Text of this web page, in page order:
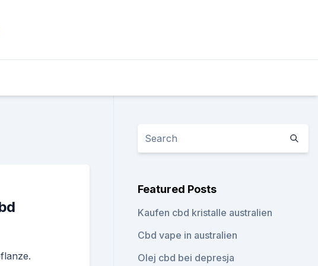
Featured Posts
Kaufen cbd kristalle australien
Cbd vape in australien
Olej cbd bei depresja